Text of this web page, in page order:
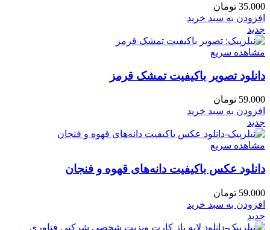
35.000 تومان
افزودن به سبد خرید
جدید
مشاهده سریع
دانلود تصویر باکیفیت تمشک قرمز
59.000 تومان
افزودن به سبد خرید
جدید
مشاهده سریع
دانلود عکس باکیفیت دانه‌های قهوه و فنجان
59.000 تومان
افزودن به سبد خرید
جدید